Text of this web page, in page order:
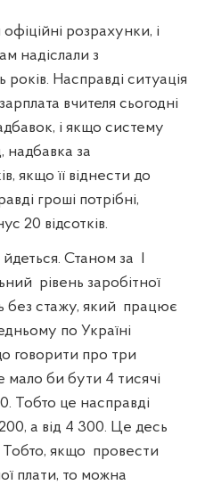
розрахунки, і
надіслали з
Насправді ситуація
вчителя сьогодні
і якщо систему
надбавка за
якщо її віднести до
гроші потрібні,
20 відсотків.
Станом за
рівень заробітної
без стажу, який працює
по Україні
говорити про три
мало би бути 4 тисячі
Тобто це насправді
а від 4 300. Це десь
Тобто, якщо провести
плати, то можна